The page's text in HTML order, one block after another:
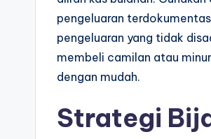
pengeluaran
pengeluaran yang tidak
membeli camilan atau
dengan mudah.
Strategi